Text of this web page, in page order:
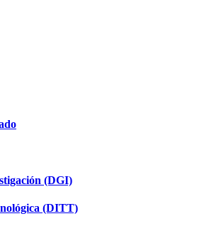
(DGI)
(DITT)